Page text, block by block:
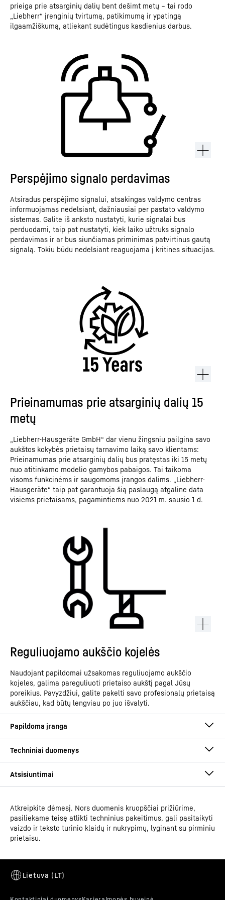
prieiga prie atsarginių dalių bent dešimt metų – tai rodo
„Liebherr“ įrenginių tvirtumą, patikimumą ir ypatingą
ilgaamžiškumą, atliekant sudėtingus kasdienius darbus.
Perspėjimo signalo perdavimas
Atsiradus perspėjimo signalui, atsakingas valdymo centras
informuojamas nedelsiant, dažniausiai per pastato valdymo
sistemas. Galite iš anksto nustatyti, kurie signalai bus
perduodami, taip pat nustatyti, kiek laiko užtruks signalo
perdavimas ir ar bus siunčiamas priminimas patvirtinus gautą
signalą. Tokiu būdu nedelsiant reaguojama į kritines situacijas.
Prieinamumas prie atsarginių dalių 15
metų
„Liebherr-Hausgeräte GmbH“ dar vienu žingsniu pailgina savo
aukštos kokybės prietaisų tarnavimo laiką savo klientams:
Prieinamumas prie atsarginių dalių bus pratęstas iki 15 metų
nuo atitinkamo modelio gamybos pabaigos. Tai taikoma
visoms funkcinėms ir saugomoms įrangos dalims. „Liebherr-
Hausgeräte“ taip pat garantuoja šią paslaugą atgaline data
visiems prietaisams, pagamintiems nuo 2021 m. sausio 1 d.
Reguliuojamo aukščio kojelės
Naudojant papildomai užsakomas reguliuojamo aukščio
kojeles, galima pareguliuoti prietaiso aukštį pagal Jūsų
poreikius. Pavyzdžiui, galite pakelti savo profesionalų prietaisą
aukščiau, kad būtų lengviau po juo išvalyti.
Bandomasis perspėjimo signalas
Gaminių grupė
Laboratorijos šaldytuvas su
šaldymo cirkuliuojančiu oru
Klasifikacija
GTIN 9005382248935
Eksploatacijos instrukcija
Atkreipkite dėmesį. Nors duomenis kruopščiai prižiūrime,
pasiliekame teisę atlikti techninius pakeitimus, gali pasitaikyti
vaizdo ir teksto turinio klaidų ir nukrypimų, lyginant su pirminiu
prietaisu.